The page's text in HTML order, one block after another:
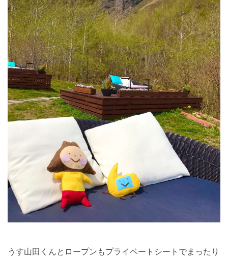
うす山田くんとロープンもプライベートシートでまったり